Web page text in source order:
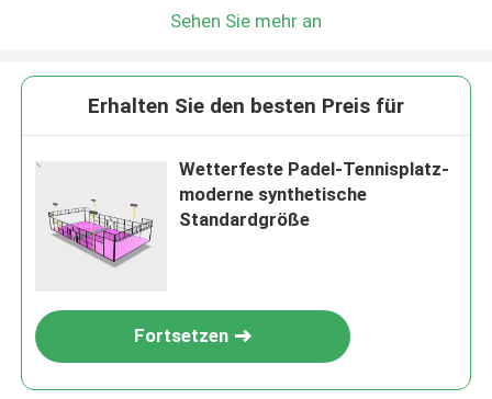
Sehen Sie mehr an
Erhalten Sie den besten Preis für
Wetterfeste Padel-Tennisplatz-
moderne synthetische
Standardgröße
Fortsetzen